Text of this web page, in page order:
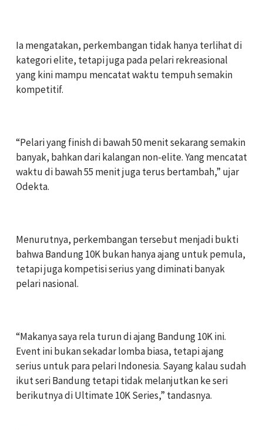
‎Ia mengatakan, perkembangan tidak hanya terlihat di
kategori elite, tetapi juga pada pelari rekreasional
yang kini mampu mencatat waktu tempuh semakin
kompetitif.
‎“Pelari yang finish di bawah 50 menit sekarang semakin
banyak, bahkan dari kalangan non-elite. Yang mencatat
waktu di bawah 55 menit juga terus bertambah,” ujar
Odekta.
‎Menurutnya, perkembangan tersebut menjadi bukti
bahwa Bandung 10K bukan hanya ajang untuk pemula,
tetapi juga kompetisi serius yang diminati banyak
pelari nasional.
‎“Makanya saya rela turun di ajang Bandung 10K ini.
Event ini bukan sekadar lomba biasa, tetapi ajang
serius untuk para pelari Indonesia. Sayang kalau sudah
ikut seri Bandung tetapi tidak melanjutkan ke seri
berikutnya di Ultimate 10K Series,” tandasnya.